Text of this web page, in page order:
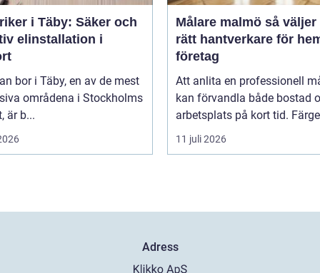
i Täby: Säker och
elinstallation i
bor i Täby, en av de mest
områdena i Stockholms
är b...
Målare malmö så väljer du
rätt hantverkare för
företag
Att anlita en professionell
kan förvandla både bostad
arbetsplats på kort tid.
11 juli 2026
Adress